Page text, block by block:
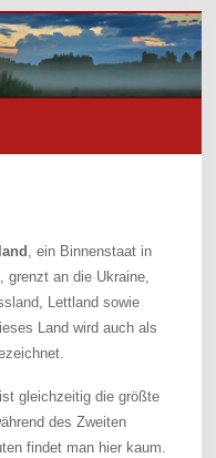
, ein Binnenstaat in
grenzt an die Ukraine,
Lettland sowie
Land wird auch als
gleichzeitig die größte
des Zweiten
findet man hier kaum.